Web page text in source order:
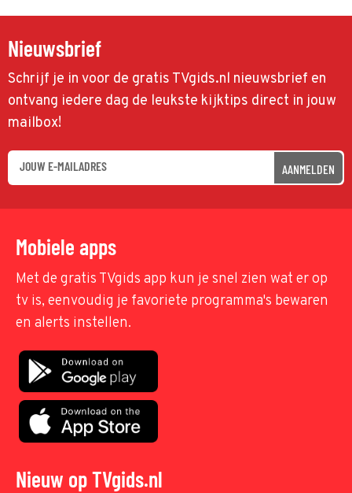
Nieuwsbrief
Schrijf je in voor de gratis TVgids.nl nieuwsbrief en
ontvang iedere dag de leukste kijktips direct in jouw
mailbox!
AANMELDEN
Mobiele apps
Met de gratis TVgids app kun je snel zien wat er op
tv is, eenvoudig je favoriete programma's bewaren
en alerts instellen.
Nieuw op TVgids.nl